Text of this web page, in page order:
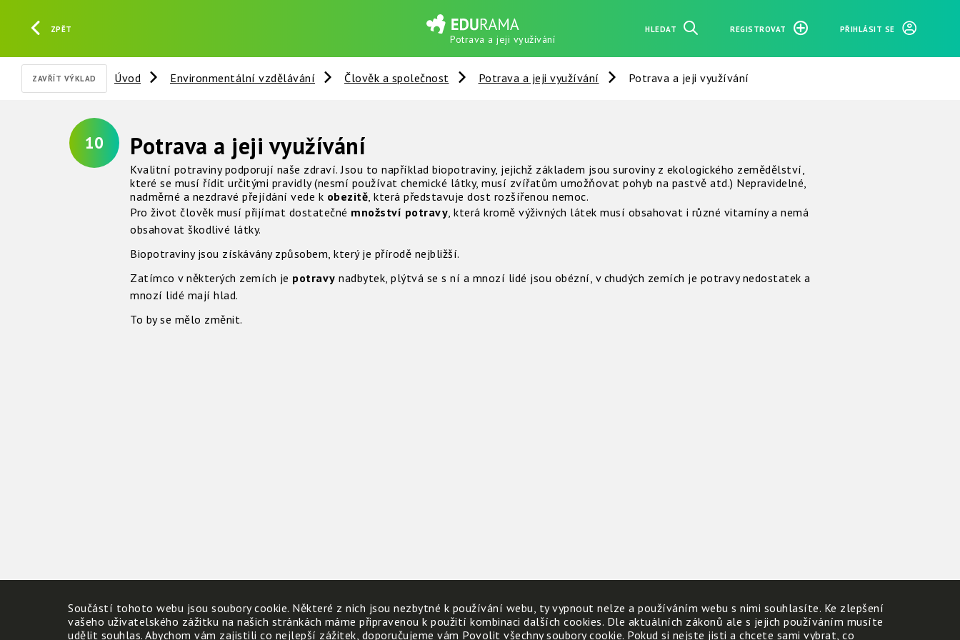
ZPĚT
Potrava a jeji využívání
HLEDAT REGISTROVAT PŘIHLÁSIT SE
ZAVŘÍT VÝKLAD Úvod Environmentální vzdělávání Člověk a společnost Potrava a jeji využívání Potrava a jeji využívání
10 Potrava a jeji využívání
Kvalitní potraviny podporují naše zdraví. Jsou to například biopotraviny, jejichž základem jsou suroviny z ekologického zemědělství,
které se musí řídit určitými pravidly (nesmí používat chemické látky, musí zvířatům umožňovat pohyb na pastvě atd.) Nepravidelné,
nadměrné a nezdravé přejídání vede k obezitě, která představuje dost rozšířenou nemoc.
Pro život člověk musí přijímat dostatečné množství potravy, která kromě výživných látek musí obsahovat i různé vitamíny a nemá
obsahovat škodlivé látky.
Biopotraviny jsou získávány způsobem, který je přírodě nejbližší.
Zatímco v některých zemích je potravy nadbytek, plýtvá se s ní a mnozí lidé jsou obézní, v chudých zemích je potravy nedostatek a
mnozí lidé mají hlad.
To by se mělo změnit.
Součástí tohoto webu jsou soubory cookie. Některé z nich jsou nezbytné k používání webu, ty vypnout nelze a používáním webu s nimi souhlasíte. Ke zlepšení
vašeho uživatelského zážitku na našich stránkách máme připravenou k použití kombinaci dalších cookies. Dle aktuálních zákonů ale s jejich používáním musíte
udělit souhlas. Abychom vám zajistili co nejlepší zážitek, doporučujeme vám Povolit všechny soubory cookie. Pokud si nejste jisti a chcete sami vybrat, co